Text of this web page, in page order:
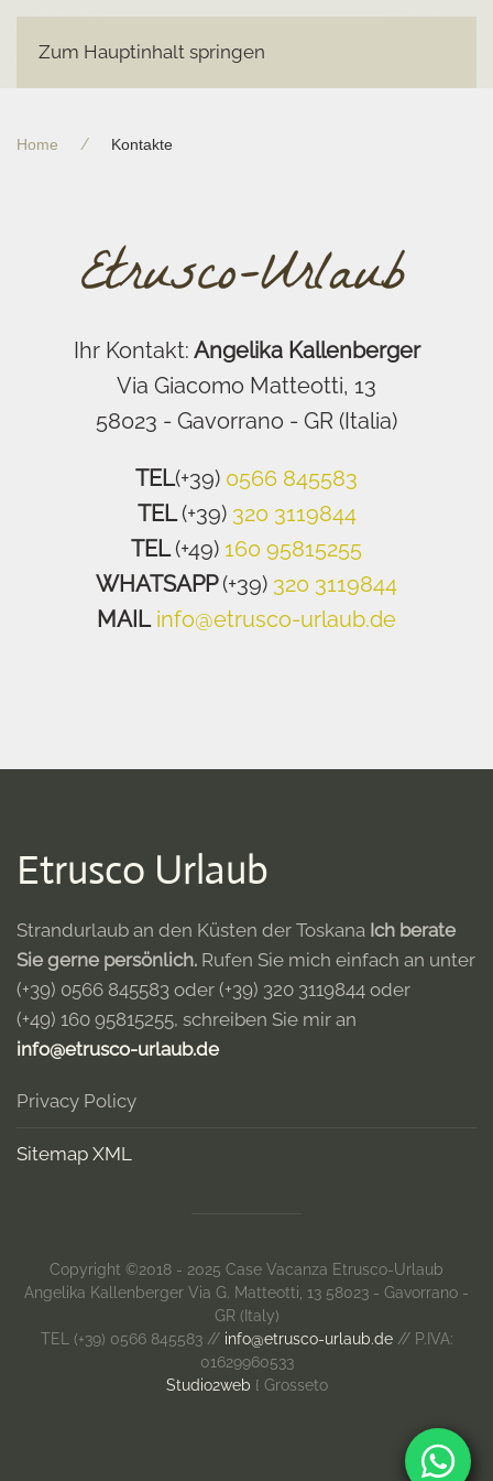
Zum Hauptinhalt springen
Home Kontakte
Ihr Kontakt: Angelika Kallenberger
Via Giacomo Matteotti, 13
58023 - Gavorrano - GR (Italia)
TEL(+39) 0566 845583
TEL(+39) 320 3119844
TEL(+49) 160 95815255
WHATSAPP(+39) 320 3119844
MAIL info@etrusco-urlaub.de
Etrusco Urlaub
Strandurlaub an den Küsten der Toskana Ich berate
Sie gerne persönlich. Rufen Sie mich einfach an unter
(+39) 0566 845583 oder (+39) 320 3119844 oder
(+49) 160 95815255, schreiben Sie mir an
info@etrusco-urlaub.de
Privacy Policy
Sitemap XML
Copyright ©2018 - 2025 Case Vacanza Etrusco-Urlaub
Angelika Kallenberger Via G. Matteotti, 13 58023 - Gavorrano -
GR (Italy)
TEL (+39) 0566 845583 // info@etrusco-urlaub.de// P.IVA:
01629960533
Studio2web { Grosseto